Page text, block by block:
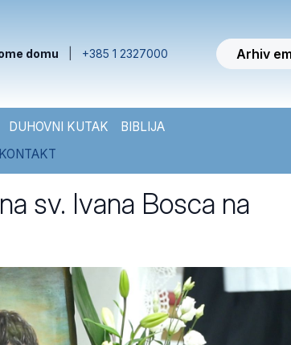
domu +385 1 2327000 Arhiv
DUHOVNI KUTAK
BIBLIJA
KONTAKT
sv. Ivana Bosca na